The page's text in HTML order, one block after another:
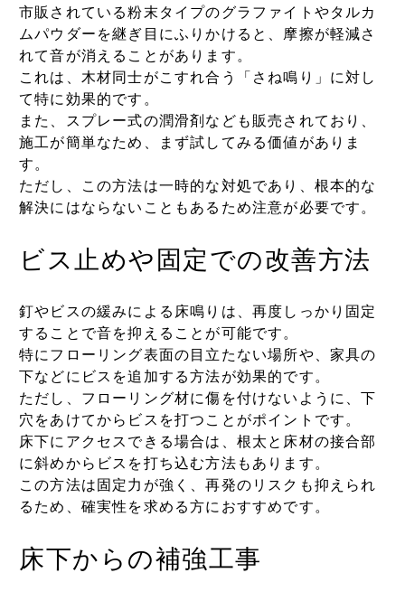
市販されている粉末タイプのグラファイトやタルカ
ムパウダーを継ぎ目にふりかけると、摩擦が軽減さ
れて音が消えることがあります。
これは、木材同士がこすれ合う「さね鳴り」に対し
て特に効果的です。
また、スプレー式の潤滑剤なども販売されており、
施工が簡単なため、まず試してみる価値がありま
す。
ただし、この方法は一時的な対処であり、根本的な
解決にはならないこともあるため注意が必要です。
ビス止めや固定での改善方法
釘やビスの緩みによる床鳴りは、再度しっかり固定
することで音を抑えることが可能です。
特にフローリング表面の目立たない場所や、家具の
下などにビスを追加する方法が効果的です。
ただし、フローリング材に傷を付けないように、下
穴をあけてからビスを打つことがポイントです。
床下にアクセスできる場合は、根太と床材の接合部
に斜めからビスを打ち込む方法もあります。
この方法は固定力が強く、再発のリスクも抑えられ
るため、確実性を求める方におすすめです。
床下からの補強工事